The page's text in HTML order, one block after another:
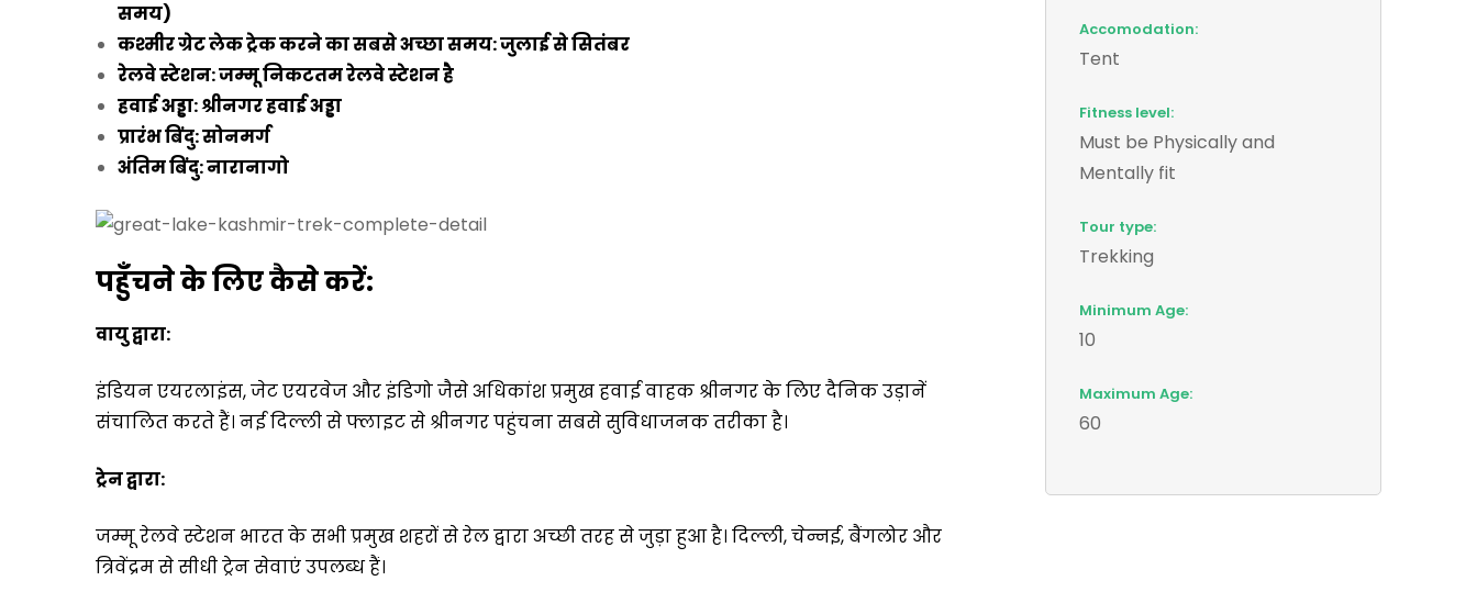
समय)
कश्मीर ग्रेट लेक ट्रेक करने का सबसे अच्छा समय: जुलाई से सितंबर
रेलवे स्टेशन: जम्मू निकटतम रेलवे स्टेशन है
हवाई अड्डा: श्रीनगर हवाई अड्डा
प्रारंभ बिंदु: सोनमर्ग
अंतिम बिंदु: नारानागो
पहुँचने के लिए कैसे करें:
वायु द्वारा:
इंडियन एयरलाइंस, जेट एयरवेज और इंडिगो जैसे अधिकांश प्रमुख हवाई वाहक श्रीनगर के लिए दैनिक उड़ानें
संचालित करते हैं। नई दिल्ली से फ्लाइट से श्रीनगर पहुंचना सबसे सुविधाजनक तरीका है।
ट्रेन द्वारा:
जम्मू रेलवे स्टेशन भारत के सभी प्रमुख शहरों से रेल द्वारा अच्छी तरह से जुड़ा हुआ है। दिल्ली, चेन्नई, बैंगलोर और
त्रिवेंद्रम से सीधी ट्रेन सेवाएं उपलब्ध हैं।
Accomodation:
Tent
Fitness level:
Must be Physically and
Mentally fit
Tour type:
Trekking
Minimum Age:
10
Maximum Age:
60